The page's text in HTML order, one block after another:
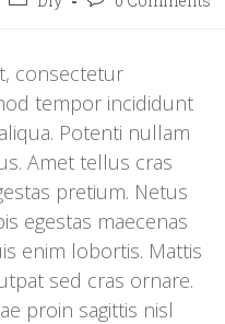
consectetur
tempor incididunt
Potenti nullam
Amet tellus cras
pretium. Netus
egestas maecenas
enim lobortis. Mattis
sed cras ornare.
proin sagittis nisl